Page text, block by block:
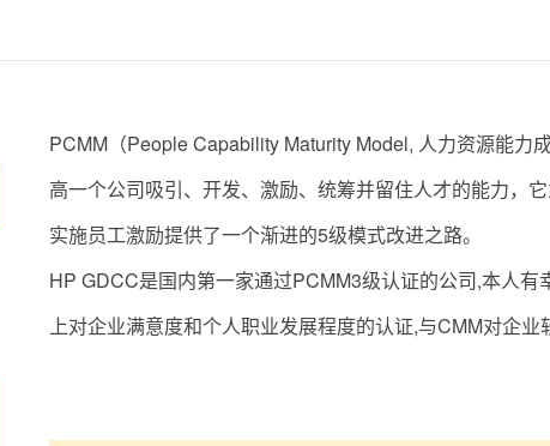
PCMM（People Capability Maturity Model, 人力资源能力
高一个公司吸引、开发、激励、统筹并留住人才的能力，
实施员工激励提供了一个渐进的5级模式改进之路。
HP GDCC是国内第一家通过PCMM3级认证的公司,本人
上对企业满意度和个人职业发展程度的认证,与CMM对企业